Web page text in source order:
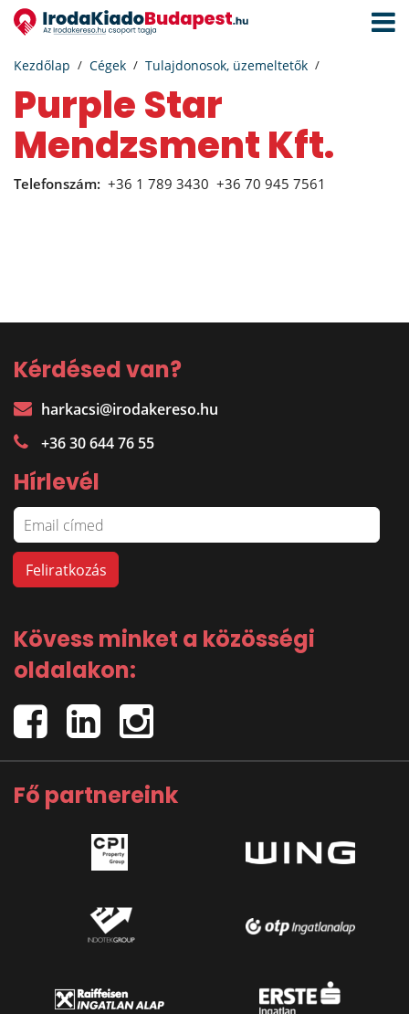
Kezdőlap Cégek Tulajdonosok, üzemeltetők
Purple Star
Mendzsment Kft.
Telefonszám: +36 1 789 3430 +36 70 945 7561
Kérdésed van?
harkacsi@irodakereso.hu
+36 30 644 76 55
Hírlevél
Kövess minket a közösségi
oldalakon:
Fő partnereink